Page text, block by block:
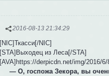
2016-08-13 21:34:29
[NIC]Ткасси[/NIC]
[STA]Выходец из Леса[/STA]
[AVA]https://derpicdn.net/img/2016/
— О, госпожа Зекора, вы